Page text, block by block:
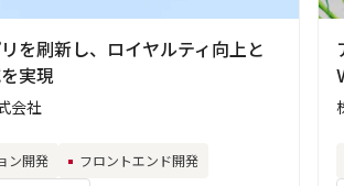
を刷新し、ロイヤルティ向上と
実現
会社
ン開発 フロントエンド開発